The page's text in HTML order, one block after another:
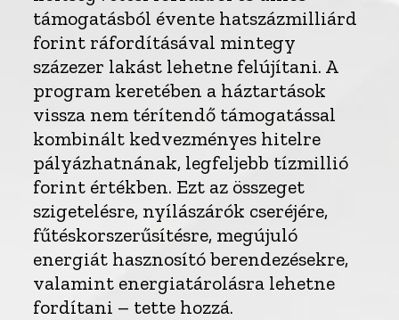
támogatásból évente hatszázmilliárd
forint ráfordításával mintegy
százezer lakást lehetne felújítani. A
program keretében a háztartások
vissza nem térítendő támogatással
kombinált kedvezményes hitelre
pályázhatnának, legfeljebb tízmillió
forint értékben. Ezt az összeget
szigetelésre, nyílászárók cseréjére,
fűtéskorszerűsítésre, megújuló
energiát hasznosító berendezésekre,
valamint energiatárolásra lehetne
fordítani – tette hozzá.